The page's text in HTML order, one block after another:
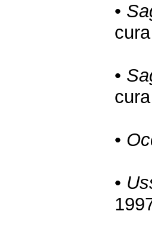
•
•
•
•